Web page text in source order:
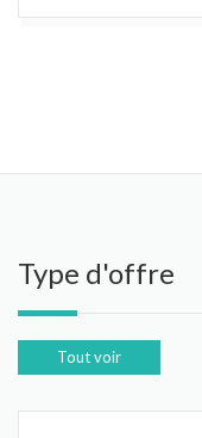
Type d'offre
Tout voir